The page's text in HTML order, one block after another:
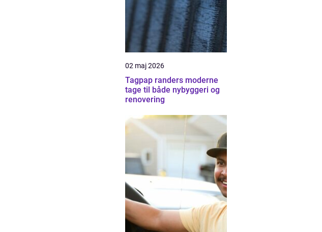
02 maj 2026
Tagpap randers moderne
tage til både nybyggeri og
renovering